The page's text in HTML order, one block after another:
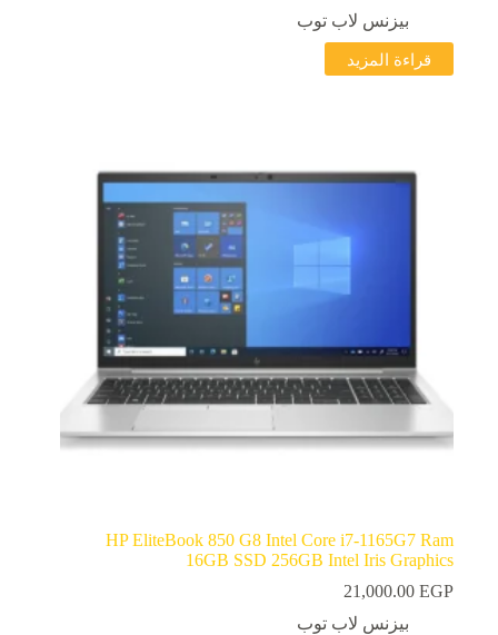
بيزنس لاب توب
قراءة المزيد
HP EliteBook 850 G8 Intel Core i7-1165G7 Ram
16GB SSD 256GB Intel Iris Graphics
21,000.00 EGP
بيزنس لاب توب